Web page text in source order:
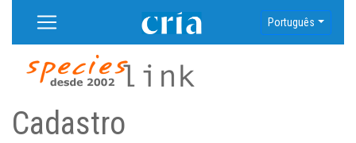
Português
Cadastro